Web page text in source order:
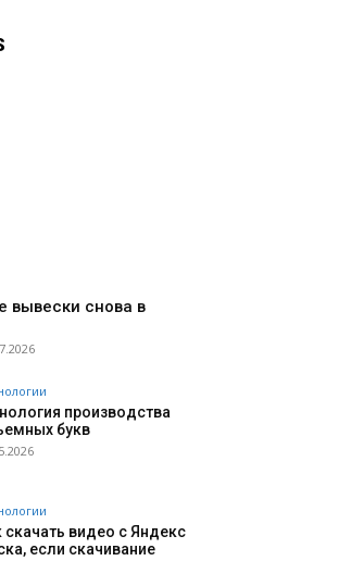
вывески снова в
производства
букв
скачать видео с Яндекс
если скачивание